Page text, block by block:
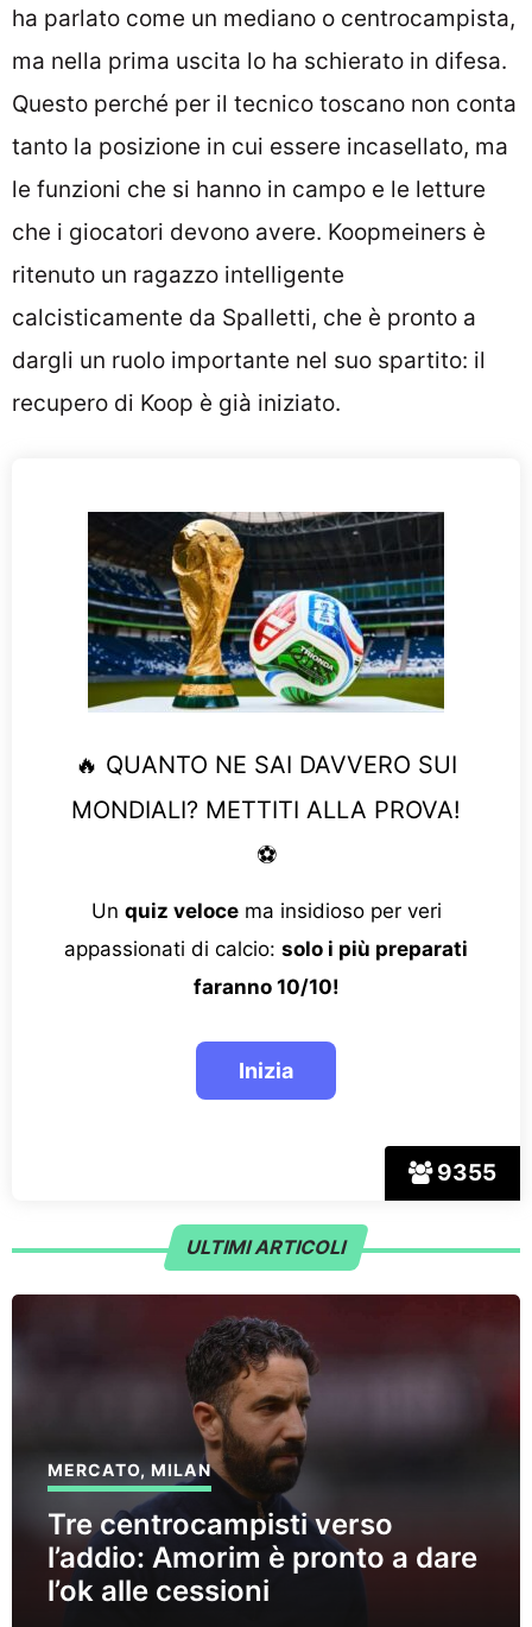
ha parlato come un mediano o centrocampista,
ma nella prima uscita lo ha schierato in difesa.
Questo perché per il tecnico toscano non conta
tanto la posizione in cui essere incasellato, ma
le funzioni che si hanno in campo e le letture
che i giocatori devono avere. Koopmeiners è
ritenuto un ragazzo intelligente
calcisticamente da Spalletti, che è pronto a
dargli un ruolo importante nel suo spartito: il
recupero di Koop è già iniziato.
9355
🔥 QUANTO NE SAI DAVVERO SUI
MONDIALI? METTITI ALLA PROVA!
⚽
Un quiz velocema insidioso per veri
appassionati di calcio: solo i più preparati
faranno 10/10!
ULTIMI ARTICOLI
MERCATO,MILAN
Tre centrocampisti verso
l’addio: Amorim è pronto a dare
l’ok alle cessioni